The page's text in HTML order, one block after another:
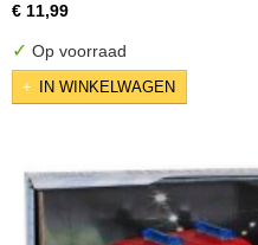
€ 11,99
✓ Op voorraad
IN WINKELWAGEN